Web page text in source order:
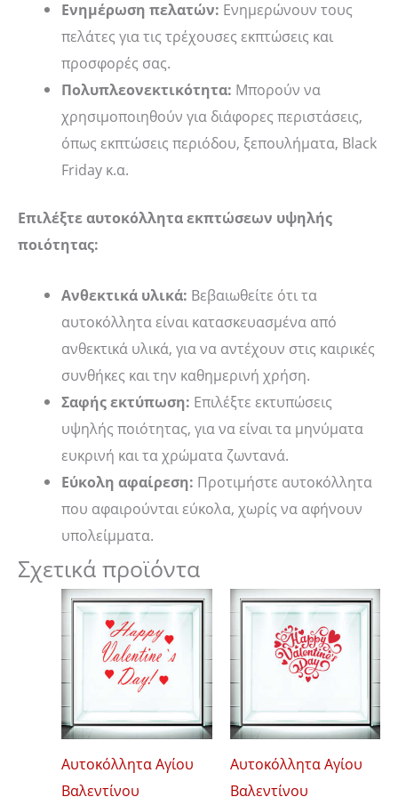
Ενημέρωση πελατών: Ενημερώνουν τους
πελάτες για τις τρέχουσες εκπτώσεις και
προσφορές σας.
Πολυπλεονεκτικότητα: Μπορούν να
χρησιμοποιηθούν για διάφορες περιστάσεις,
όπως εκπτώσεις περιόδου, ξεπουλήματα, Black
Friday κ.α.
Επιλέξτε αυτοκόλλητα εκπτώσεων υψηλής
ποιότητας:
Ανθεκτικά υλικά: Βεβαιωθείτε ότι τα
αυτοκόλλητα είναι κατασκευασμένα από
ανθεκτικά υλικά, για να αντέχουν στις καιρικές
συνθήκες και την καθημερινή χρήση.
Σαφής εκτύπωση: Επιλέξτε εκτυπώσεις
υψηλής ποιότητας, για να είναι τα μηνύματα
ευκρινή και τα χρώματα ζωντανά.
Εύκολη αφαίρεση: Προτιμήστε αυτοκόλλητα
που αφαιρούνται εύκολα, χωρίς να αφήνουν
υπολείμματα.
Σχετικά προϊόντα
Αυτοκόλλητα Αγίου
Βαλεντίνου
Price
range:
through
16,00 €
Αυτό
το
προϊόν
έχει
πολλαπλές
παραλλαγές.
Οι
Αυτοκόλλητα Αγίου
Βαλεντίνου
Price
range:
12,00 €
through
16,00 €
Αυτό
το
προϊόν
έχει
πολλαπλές
Οι